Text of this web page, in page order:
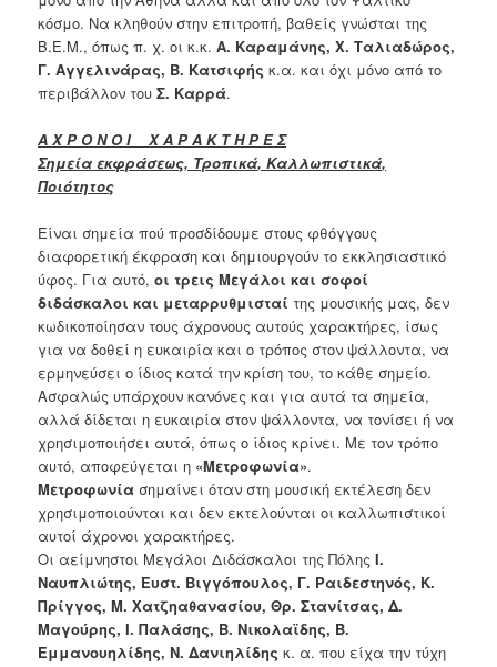
κόσμο. Να κληθούν στην επιτροπή, βαθείς γνώσται της
Β.Ε.Μ., όπως π. χ. οι κ.κ.Α. Καραμάνης,Χ. Ταλιαδώρος,
Γ. Αγγελινάρας, Β. Κατσιφής κ.α. και όχι μόνο από το
περιβάλλον τουΣ. Καρρά.
Α Χ Ρ Ο Ν Ο Ι Χ Α Ρ Α Κ Τ Η Ρ Ε Σ
Σημεία εκφράσεως, Τροπικά,Καλλωπιστικά,
Ποιότητος
Είναι σημεία πού προσδίδουμε στους φθόγγους
διαφορετική έκφραση και δημιουργούν το εκκλησιαστικό
ύφος. Για αυτό,οι τρεις Μεγάλοι και σοφοί
διδάσκαλοι και μεταρρυθμισταί της μουσικής μας, δεν
κωδικοποίησαν τους άχρονους αυτούς χαρακτήρες, ίσως
για να δοθεί η ευκαιρία και ο τρόπος στον ψάλλοντα, να
ερμηνεύσει ο ίδιος κατά την κρίση του, το κάθε σημείο.
Ασφαλώς υπάρχουν κανόνες και για αυτά τα σημεία,
αλλά δίδεται η ευκαιρία στον ψάλλοντα, να τονίσει ή να
χρησιμοποιήσει αυτά, όπως ο ίδιος κρίνει. Με τον τρόπο
αυτό, αποφεύγεται η «Μετροφωνία».
Μετροφωνία σημαίνει όταν στη μουσική εκτέλεση δεν
χρησιμοποιούνται και δεν εκτελούνται οι καλλωπιστικοί
αυτοί άχρονοι χαρακτήρες.
Οι αείμνηστοι Μεγάλοι Διδάσκαλοι της ΠόληςΙ.
Ναυπλιώτης, Ευστ. Βιγγόπουλος, Γ. Ραιδεστηνός, Κ.
Πρίγγος, Μ. Χατζηαθανασίου, Θρ. Στανίτσας, Δ.
Μαγούρης, Ι. Παλάσης, Β. Νικολαϊδης, Β.
Εμμανουηλίδης, Ν. Δανιηλίδης κ. α. που είχα την τύχη